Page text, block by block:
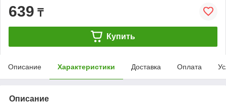
639 ₸
Купить
Описание Характеристики Доставка Оплата
Описание